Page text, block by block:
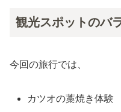
観光スポットのバ
今回の旅行では、
カツオの藁焼き体験